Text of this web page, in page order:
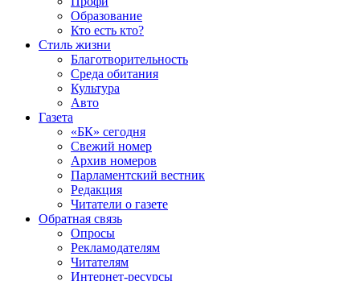
Образование
Кто есть кто?
Стиль жизни
Благотворительность
Среда обитания
Культура
Авто
Газета
«БК» сегодня
Свежий номер
Архив номеров
Парламентский вестник
Редакция
Читатели о газете
Обратная связь
Опросы
Рекламодателям
Читателям
Интернет-ресурсы